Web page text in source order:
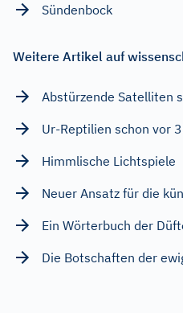
Sündenbock
Weitere Artikel auf
Abstürzende Satelliten
Ur-Reptilien schon vor
Himmlische Lichtspiele
Neuer Ansatz für die
Ein Wörterbuch der
Die Botschaften der